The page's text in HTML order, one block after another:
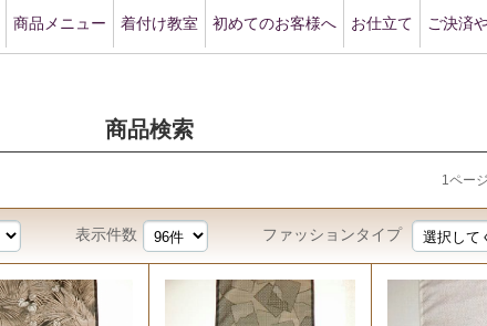
商品メニュー 着付け教室 初めてのお客様へ お仕立て ご決済
商品検索
1ペー
表示件数 ファッションタイプ